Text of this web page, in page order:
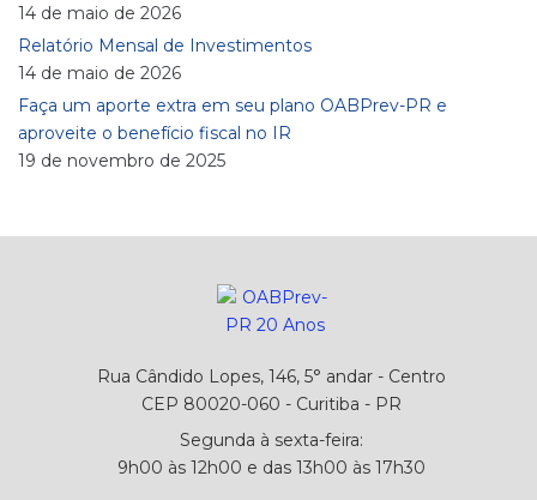
14 de maio de 2026
Relatório Mensal de Investimentos
14 de maio de 2026
Faça um aporte extra em seu plano OABPrev-PR e
aproveite o benefício fiscal no IR
19 de novembro de 2025
Rua Cândido Lopes, 146, 5° andar - Centro
CEP 80020-060 - Curitiba - PR
Segunda à sexta-feira:
9h00 às 12h00 e das 13h00 às 17h30